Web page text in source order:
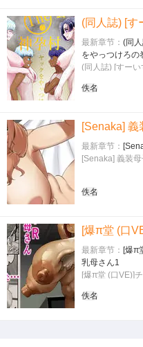
最新章节： (同
をやっつけろの
(同人誌) [すー
佚名
[Senaka] 義
最新章节：
[Senaka] 義装
佚名
最新章节： [爆π
乳母さん1
[爆π堂 (口VE)]
佚名